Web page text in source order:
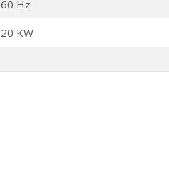
60 Hz
20 KW